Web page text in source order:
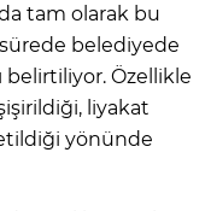
tam olarak bu
sürede belediyede
belirtiliyor. Özellikle
liyakat
yönünde